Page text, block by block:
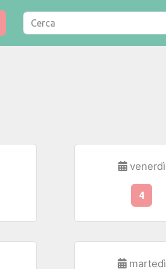
venerdì
4
martedì